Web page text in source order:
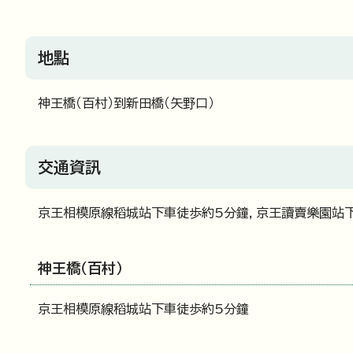
地點
神王橋（百村）到新田橋（矢野口）
交通資訊
京王相模原線稻城站下車徒歩約5分鐘，京王讀賣樂園站
神王橋（百村）
京王相模原線稻城站下車徒歩約5分鐘